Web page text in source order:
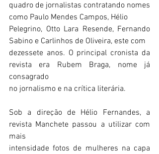
quadro de jornalistas contratando nomes
como Paulo Mendes Campos, Hélio
Pelegrino, Otto Lara Resende, Fernando
Sabino e Carlinhos de Oliveira, este com
dezessete anos. O principal cronista da
revista era Rubem Braga, nome já
consagrado
no jornalismo e na crítica literária.
Sob a direção de Hélio Fernandes, a
revista Manchete passou a utilizar com
mais
intensidade fotos de mulheres na capa